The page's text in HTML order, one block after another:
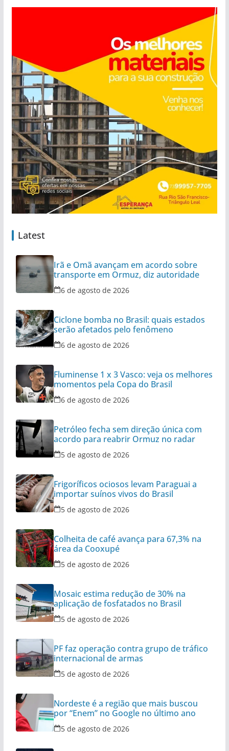
Latest
Irã e Omã avançam em acordo sobre
transporte em Ormuz, diz autoridade
6 de agosto de 2026
Ciclone bomba no Brasil: quais estados
serão afetados pelo fenômeno
6 de agosto de 2026
Fluminense 1 x 3 Vasco: veja os melhores
momentos pela Copa do Brasil
6 de agosto de 2026
Petróleo fecha sem direção única com
acordo para reabrir Ormuz no radar
5 de agosto de 2026
Frigoríficos ociosos levam Paraguai a
importar suínos vivos do Brasil
5 de agosto de 2026
Colheita de café avança para 67,3% na
área da Cooxupé
5 de agosto de 2026
Mosaic estima redução de 30% na
aplicação de fosfatados no Brasil
5 de agosto de 2026
PF faz operação contra grupo de tráfico
internacional de armas
5 de agosto de 2026
Nordeste é a região que mais buscou
por “Enem” no Google no último ano
5 de agosto de 2026